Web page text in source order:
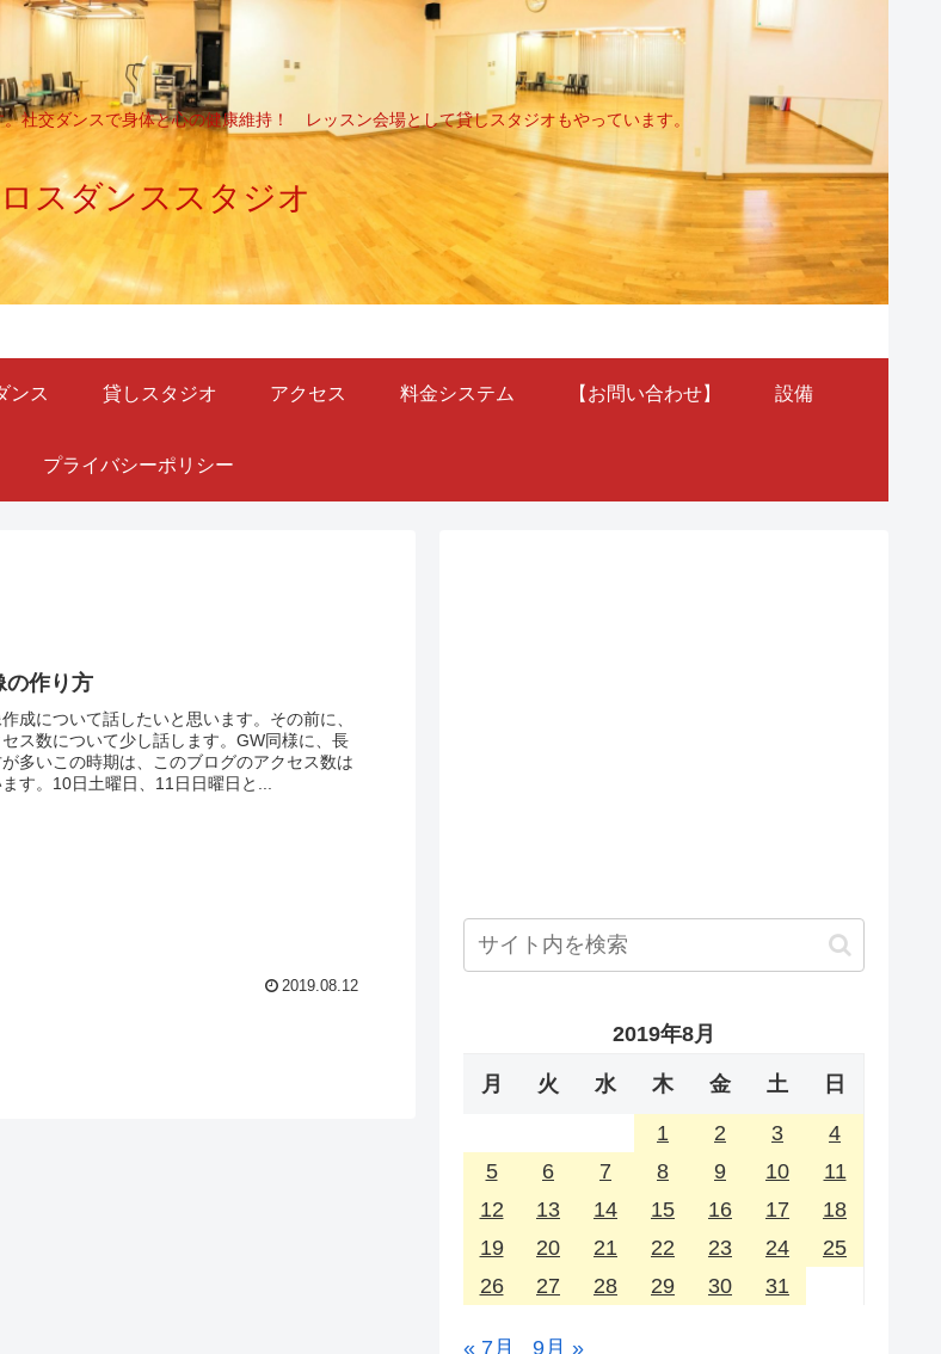
社交ダンスで身体と心の健康維持！ レッスン会場として貸しスタジオもやっています。
スダンススタジオ
ンス 貸しスタジオ アクセス 料金システム 【お問い合わせ】 設備
プライバシーポリシー
の作り方
成について話したいと思います。その前に、
ス数について少し話します。GW同様に、長
多いこの時期は、このブログのアクセス数は
す。10日土曜日、11日日曜日と...
2019.08.12
2019年8月
月 火 水 木 金 土 日
1 2 3
4
5
6 7 8 9 10
11
12
13 14 15 16 17
18
19
20 21 22 23 24
25
26
27 28 29 30 31
« 7月 9月 »